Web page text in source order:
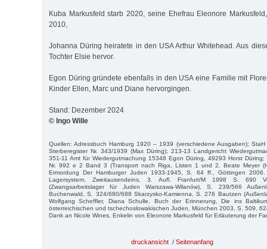
Kuba Markusfeld starb 2020, seine Ehefrau Eleonore
2010,
Johanna Düring heiratete in den USA Arthur Whitehead. Aus
Tochter Elsie hervor.
Egon Düring gründete ebenfalls in den USA eine Familie mit
Kinder Ellen, Marc und Diane hervorgingen.
Stand: Dezember 2024
© Ingo Wille
Quellen: Adressbuch Hamburg 1920 – 1939 (verschiedene Ausgaben);
Sterberegister Nr. 343/1939 (Max Düring); 213-13 Landgericht
351-11 Amt für Wiedergutmachung 15348 Egon Düring, 49293 Horst
Nr. 992 e 2 Band 3 (Transport nach Riga, Listen 1 und 2. Beate Meyer
Ermordung Der Hamburger Juden 1933-1945, S. 64 ff., Göttingen 2006.
Lagersystem, Zweitausendeins, 3. Aufl. Franfurt/M 1998 S. 690
(Zwangsarbeitslager für Juden Warszawa-Wilanów), S. 239/566
Buchenwald, S. 324/680/688 Skarzysko-Kamienna, S. 276 Bautzen
Wolfgang Scheffler, Diana Schulle, Buch der Erinnerung, Die ins
österreichischen und tschechoslowakischen Juden, München 2003, S. 509,
Dank an Nicole Wines, Enkelin von Eleonore Markusfeld für Erläuterung der
druckansicht / Seitenanfang